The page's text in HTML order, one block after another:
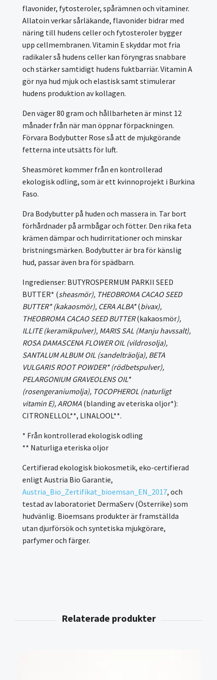
flavonider, fytosteroler, spårämnen och vitaminer.
Allatoin verkar sårläkande, flavonider bidrar med
näring till hudens celler och fytosteroler bygger
upp cellmembranen. Vitamin E skyddar mot fria
radikaler så hudens celler kan föryngras snabbare
och stärker samtidigt hudens fuktbarriär. Vitamin A
gör nya hud mjuk och elastisk samt stimulerar
hudens produktion av kollagen.
Den väger 80 gram och hållbarheten är minst 12
månader från när man öppnar förpackningen.
Förvara Bodybutter Rose så att de mjukgörande
fetterna inte utsätts för luft.
Sheasmöret kommer från en kontrollerad
ekologisk odling, som är ett kvinnoprojekt i Burkina
Faso.
Dra Bodybutter på huden och massera in. Tar bort
förhårdnader på armbågar och fötter. Den rika feta
krämen dämpar och hudirritationer och minskar
bristningsmärken. Bodybutter är bra för känslig
hud, passar även bra för spädbarn.
Ingredienser: BUTYROSPERMUM PARKII SEED
BUTTER* (sheasmör), THEOBROMA CACAO SEED
BUTTER* (kakaosmör), CERA ALBA* (bivax),
THEOBROMA CACAO SEED BUTTER(kakaosmör),
ILLITE (keramikpulver), MARIS SAL (Manju havssalt),
ROSA DAMASCENA FLOWER OIL (vildrosolja),
SANTALUM ALBUM OIL (sandelträolja), BETA
VULGARIS ROOT POWDER* (rödbetspulver),
PELARGONIUM GRAVEOLENS OIL*
(rosengeraniumolja), TOCOPHEROL (naturligt
vitamin E), AROMA (blanding av eteriska oljor*):
CITRONELLOL**, LINALOOL**.
* Från kontrollerad ekologisk odling
** Naturliga eteriska oljor
Certifierad ekologisk biokosmetik, eko-certifierad
enligt Austria Bio Garantie,
Austria_Bio_Zertifikat_bioemsan_EN_2017, och
testad av laboratoriet DermaServ (Österrike) som
hudvänlig. Bioemsans produkter är framställda
utan djurförsök och syntetiska mjukgörare,
parfymer och färger.